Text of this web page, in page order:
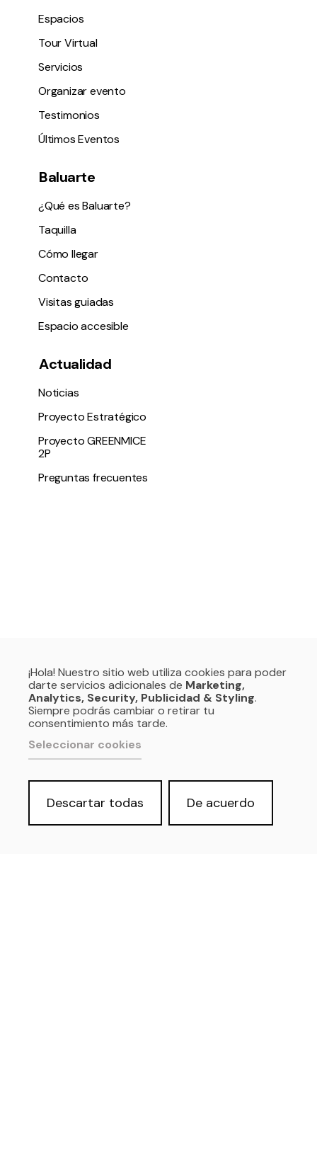
Espacios
Tour Virtual
Servicios
Organizar evento
Testimonios
Últimos Eventos
Baluarte
¿Qué es Baluarte?
Taquilla
Cómo llegar
Contacto
Visitas guiadas
Espacio accesible
Actualidad
Noticias
Proyecto Estratégico
Proyecto GREENMICE
2P
Preguntas frecuentes
¡Hola! Nuestro sitio web utiliza cookies para poder
darte servicios adicionales de Marketing,
Analytics, Security, Publicidad & Styling.
Siempre podrás cambiar o retirar tu
consentimiento más tarde.
Seleccionar cookies
Descartar todas De acuerdo